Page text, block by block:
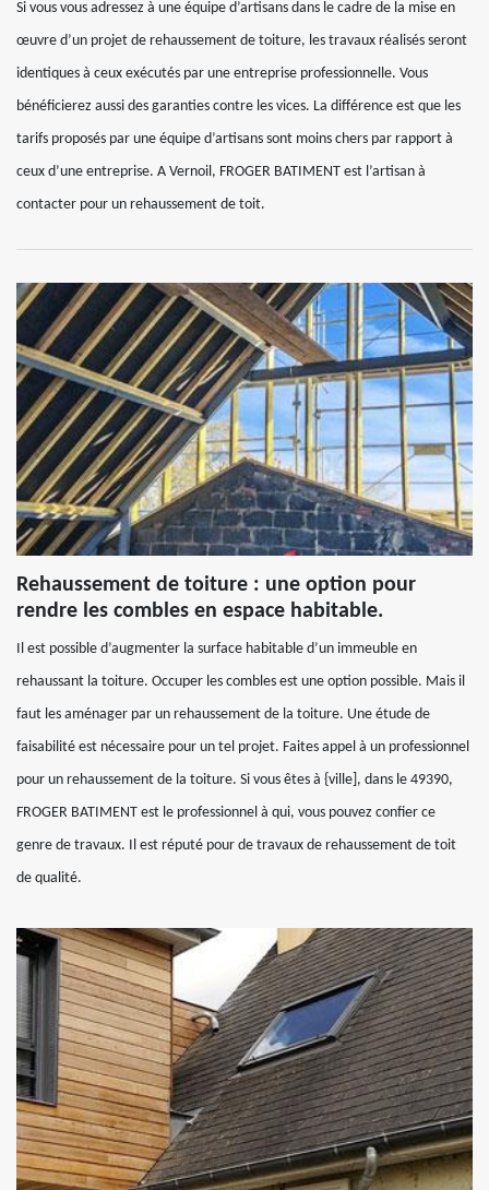
Si vous vous adressez à une équipe d’artisans dans le cadre de la mise en
œuvre d’un projet de rehaussement de toiture, les travaux réalisés seront
identiques à ceux exécutés par une entreprise professionnelle. Vous
bénéficierez aussi des garanties contre les vices. La différence est que les
tarifs proposés par une équipe d’artisans sont moins chers par rapport à
ceux d’une entreprise. A Vernoil, FROGER BATIMENT est l’artisan à
contacter pour un rehaussement de toit.
Rehaussement de toiture : une option pour
rendre les combles en espace habitable.
Il est possible d’augmenter la surface habitable d’un immeuble en
rehaussant la toiture. Occuper les combles est une option possible. Mais il
faut les aménager par un rehaussement de la toiture. Une étude de
faisabilité est nécessaire pour un tel projet. Faites appel à un professionnel
pour un rehaussement de la toiture. Si vous êtes à {ville], dans le 49390,
FROGER BATIMENT est le professionnel à qui, vous pouvez confier ce
genre de travaux. Il est réputé pour de travaux de rehaussement de toit
de qualité.